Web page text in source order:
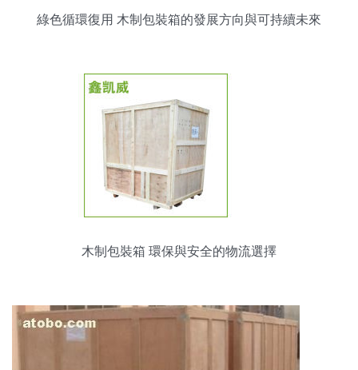
綠色循環復用 木制包裝箱的發展方向與可持續未來
木制包裝箱 環保與安全的物流選擇